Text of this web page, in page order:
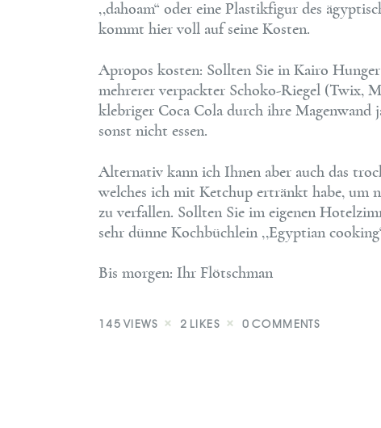
,,dahoam“ oder eine Plastikfigur des
kommt hier voll auf seine Kosten.
Apropos kosten: Sollten Sie in Kairo
mehrerer verpackter Schoko-Riegel (Twix,
klebriger Coca Cola durch ihre Magenwand
sonst nicht essen.
Alternativ kann ich Ihnen aber auch das
welches ich mit Ketchup ertränkt habe, um
zu verfallen. Sollten Sie im eigenen
sehr dünne Kochbüchlein ,,Egyptian
Bis morgen: Ihr Flötschman
145 VIEWS 2 LIKES 0 COMMENTS